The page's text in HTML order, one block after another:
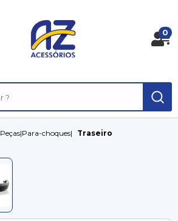
0
Peças|Para-choques| Traseiro